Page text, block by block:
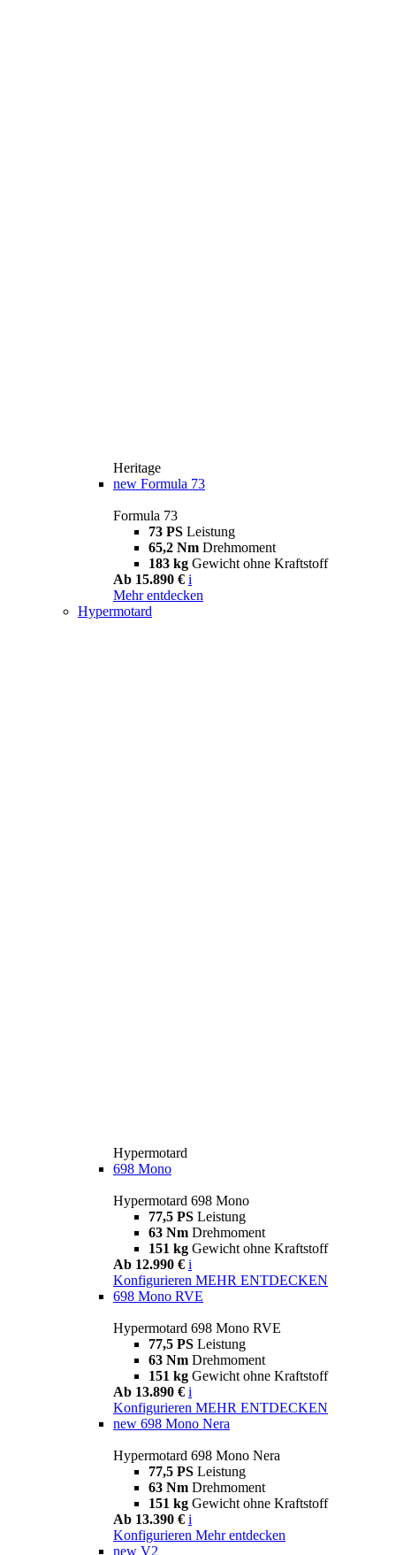
Heritage
new Formula 73
Formula 73
73 PS Leistung
65,2 Nm Drehmoment
183 kg Gewicht ohne Kraftstoff
Ab 15.890 € i
Mehr entdecken
Hypermotard
Hypermotard
698 Mono
Hypermotard 698 Mono
77,5 PS Leistung
63 Nm Drehmoment
151 kg Gewicht ohne Kraftstoff
Ab 12.990 € i
Konfigurieren MEHR ENTDECKEN
698 Mono RVE
Hypermotard 698 Mono RVE
77,5 PS Leistung
63 Nm Drehmoment
151 kg Gewicht ohne Kraftstoff
Ab 13.890 € i
Konfigurieren MEHR ENTDECKEN
new 698 Mono Nera
Hypermotard 698 Mono Nera
77,5 PS Leistung
63 Nm Drehmoment
151 kg Gewicht ohne Kraftstoff
Ab 13.390 € i
Konfigurieren Mehr entdecken
new V2